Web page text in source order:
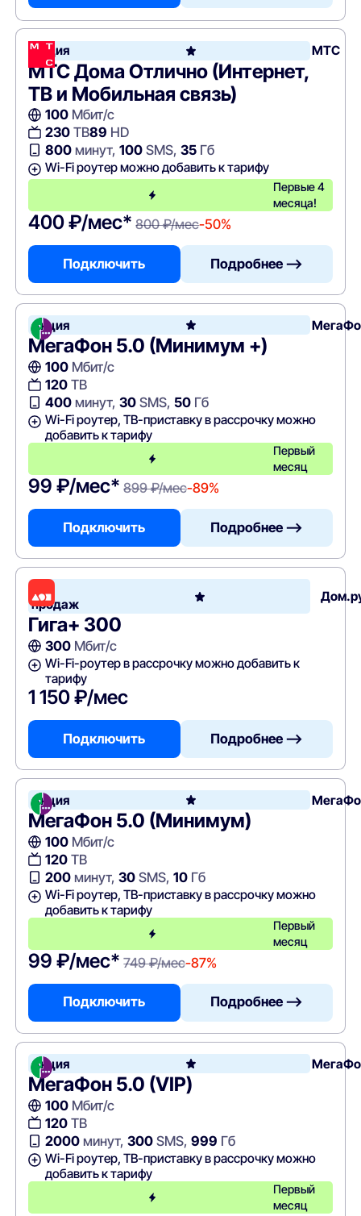
Акция МТС
МТС Дома Отлично (Интернет,
ТВ и Мобильная связь)
100Мбит/с
230ТВ89 HD
800минут, 100SMS, 35Гб
Wi-Fi роутер можно добавить к тарифу
Первые 4
месяца!
400 ₽/мес* 800 ₽/мес-50%
Подключить Подробнее —>
Акция
МегаФон 5.0 (Минимум +)
100Мбит/с
120ТВ
400минут, 30SMS, 50Гб
Wi-Fi роутер, ТВ-приставку в рассрочку можно
добавить к тарифу
Первый
месяц
99 ₽/мес* 899 ₽/мес-89%
Подключить Подробнее —>
Хит
продаж
Гига+ 300
300Мбит/с
Wi-Fi-роутер в рассрочку можно добавить к
тарифу
1 150 ₽/мес
Подключить Подробнее —>
Акция
МегаФон 5.0 (Минимум)
100Мбит/с
120ТВ
200минут, 30SMS, 10Гб
Wi-Fi роутер, ТВ-приставку в рассрочку можно
добавить к тарифу
Первый
месяц
99 ₽/мес* 749 ₽/мес-87%
Подключить Подробнее —>
Акция
МегаФон 5.0 (VIP)
100Мбит/с
120ТВ
2000минут, 300SMS, 999 Гб
Wi-Fi роутер, ТВ-приставку в рассрочку можно
добавить к тарифу
Первый
месяц